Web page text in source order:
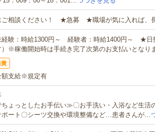
ご相談ください！ ★急募 ★職場が気に入れば、長
経験：時給1300円～ 経験者：時給1400円～ ★日
※稼働開始時は手続き完了次第のお支払いとなりま
額支給※規定有
ょっとしたお手伝い≫〇お手洗い・入浴など生活
ポート〇シーツ交換や環境整備など…患者さんが…